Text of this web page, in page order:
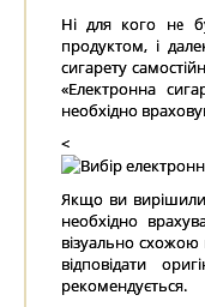
Ні для кого не
продуктом, і
сигарету
«Електронна
необхідно
<
Якщо ви
необхідно
візуально схожою
відповідати
рекомендується.